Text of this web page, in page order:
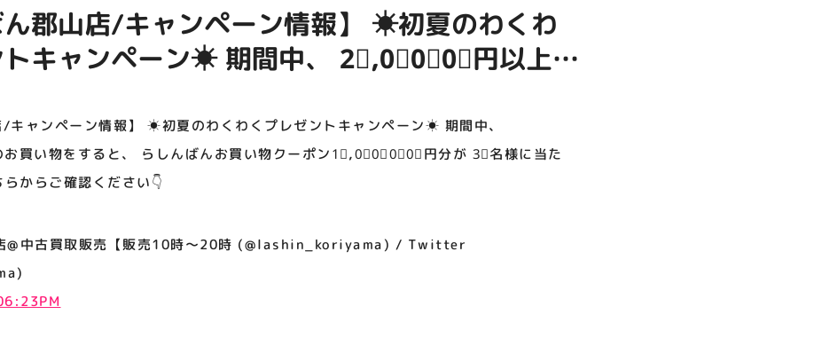
テナント出店募集
催事出店募集 EVENT
呪術廻戦PLAZA
EVENT
店頭キッチンカースペース 出店
カレンダー
EVENT
お祭りBBQビアガーデン 屋上
で好評営業中！
CAMPAIGN
ヨドバシカメラ 平日限定1時
間駐車サービス
CAMPAIGN
プレミアム駐車サービス [4～
8F専門店対象]
ん郡山店/キャンペーン情報】 ☀初夏のわくわ
トキャンペーン☀ 期間中、 2⃣,0⃣0⃣0⃣円以上の
円分が 3⃣名様に当たる‼️‼️ 👇詳細はこちら
ださい👇
/キャンペーン情報】 ☀初夏のわくわくプレゼントキャンペーン☀ 期間中、
買い物をすると、 らしんばんお買い物クーポン1⃣,0⃣0⃣0⃣0⃣円分が 3⃣名様に当た
からご確認ください👇
@中古買取販売【販売10時～20時 (@lashin_koriyama) / Twitter